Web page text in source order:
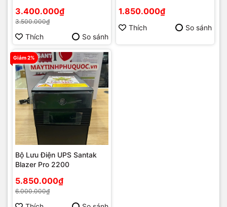
3.400.000₫
3.500.000₫
Thích So sánh
1.850.000₫
Thích So sánh
Giảm 2%
Bộ Lưu Điện UPS Santak
Blazer Pro 2200
5.850.000₫
6.000.000₫